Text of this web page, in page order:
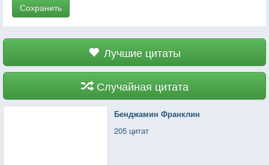
Сохранить
Лучшие цитаты
Случайная цитата
Бенджамин Франклин
205 цитат